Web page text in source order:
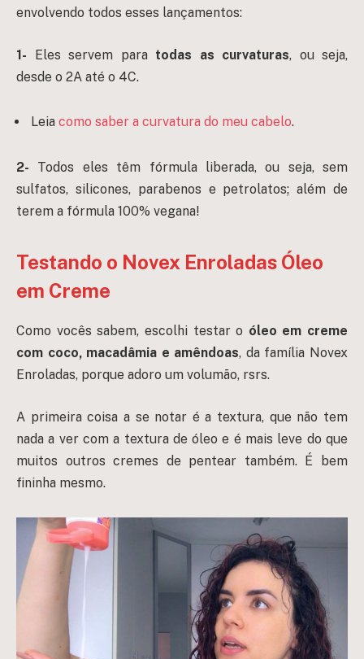
envolvendo todos esses lançamentos:
1- Eles servem para todas as curvaturas, ou seja,
desde o 2A até o 4C.
Leia como saber a curvatura do meu cabelo.
2- Todos eles têm fórmula liberada, ou seja, sem
sulfatos, silicones, parabenos e petrolatos; além de
terem a fórmula 100% vegana!
Testando o Novex Enroladas Óleo
em Creme
Como vocês sabem, escolhi testar o óleo em creme
com coco, macadâmia e amêndoas, da família Novex
Enroladas, porque adoro um volumão, rsrs.
A primeira coisa a se notar é a textura, que não tem
nada a ver com a textura de óleo e é mais leve do que
muitos outros cremes de pentear também. É bem
fininha mesmo.